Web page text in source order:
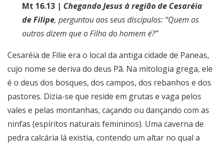
Mt 16.13 | Chegando Jesus à região de Cesaréia
de Filipe, perguntou aos seus discípulos: “Quem os
outros dizem que o Filho do homem é?”
Cesaréia de Filie era o local da antiga cidade de Paneas,
cujo nome se deriva do deus Pã. Na mitologia grega, ele
é o deus dos bosques, dos campos, dos rebanhos e dos
pastores. Dizia-se que reside em grutas e vaga pelos
vales e pelas montanhas, caçando ou dançando com as
ninfas (espíritos naturais femininos). Uma caverna de
pedra calcária lá existia, contendo um altar no qual a